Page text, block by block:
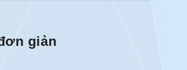
giản